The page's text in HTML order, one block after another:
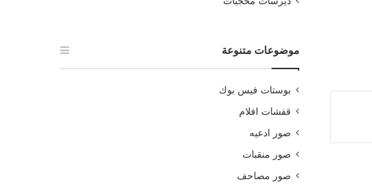
موضوعات متنوعة
بوستات فيس بوك
قفشات افلام
صور ادعيه
صور منقبات
صور مصاحف